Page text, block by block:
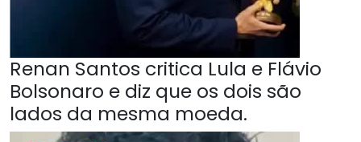
Renan Santos critica Lula e Flávio
Bolsonaro e diz que os dois são
lados da mesma moeda.